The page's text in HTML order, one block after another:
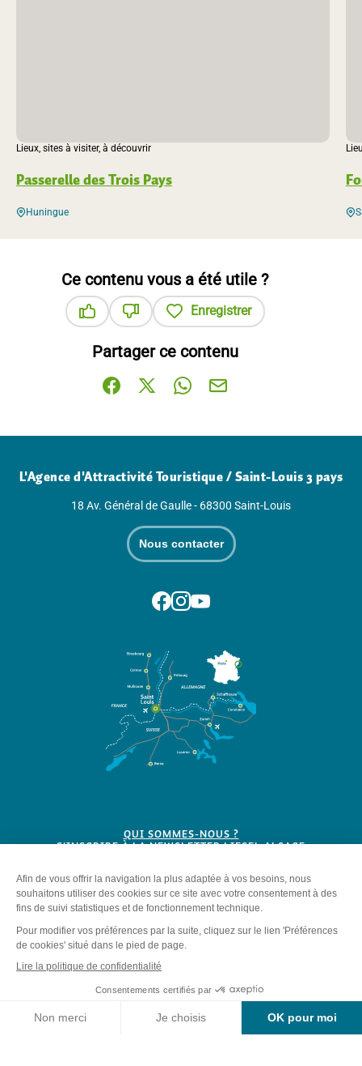
Passerelle des Trois Pays
Lieux, sites à visiter, à découvrir
Huningue
Ce contenu vous a été utile ?
Enregistrer
Partager ce contenu
Partager sur Facebook (nouvelle fenêtre)
Partager sur X / Twitter (nouvelle
Partager sur WhatsApp
Partager par mail
L'Agence d'Attractivité Touristique / Saint-Louis 3 pays
18 Av. Général de Gaulle - 68300 Saint-Louis
Nous contacter
Suivez-nous sur Facebook
Suivez-nous sur Instagram
Suivez-nous sur Youtube
QUI SOMMES-NOUS ?
S'INSCRIRE À LA NEWSLETTER LIESEL ALSACE
Plan du site - Mentions légales - Politique de confidentialité -
Éditer mes cookies - Made with
Ce site est protégé par reCAPTCHA. Les règles de confidentialité
de Google s'appliquent.